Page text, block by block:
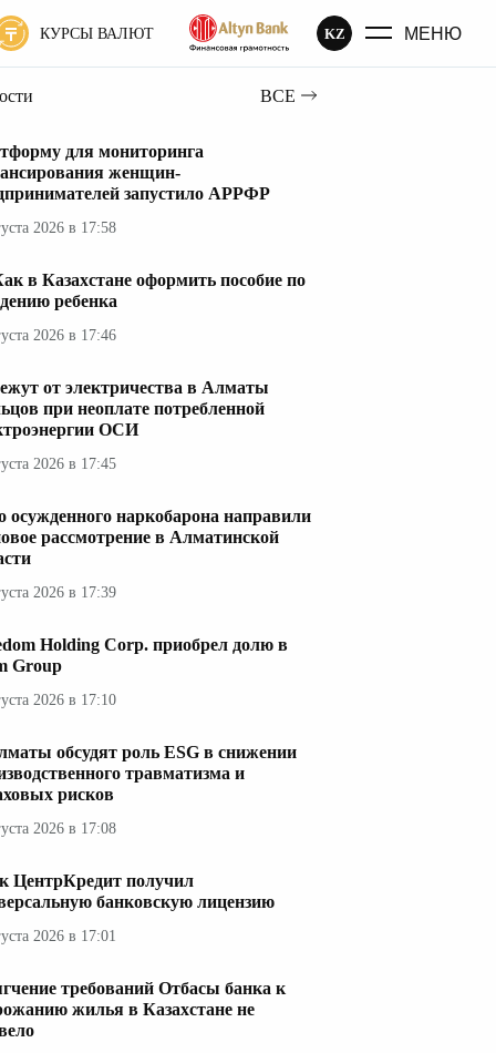
КУРСЫ ВАЛЮТ KZ МЕНЮ
ВСЕ
для мониторинга
женщин-
запустило АРРФР
2026 в 17:58
в Казахстане оформить пособие по
ребенка
2026 в 17:46
от электричества в Алматы
при неоплате потребленной
ОСИ
2026 в 17:45
осужденного наркобарона направили
рассмотрение в Алматинской
2026 в 17:39
Holding Corp. приобрел долю в
Group
2026 в 17:10
обсудят роль ESG в снижении
травматизма и
рисков
2026 в 17:08
ЦентрКредит получил
банковскую лицензию
2026 в 17:01
требований Отбасы банка к
жилья в Казахстане не